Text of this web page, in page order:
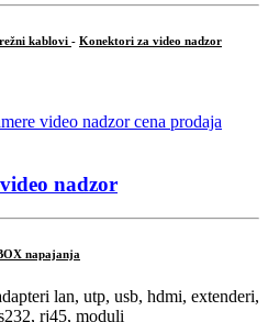
kablovi - Konektori za video nadzor
nadzor
napajanja